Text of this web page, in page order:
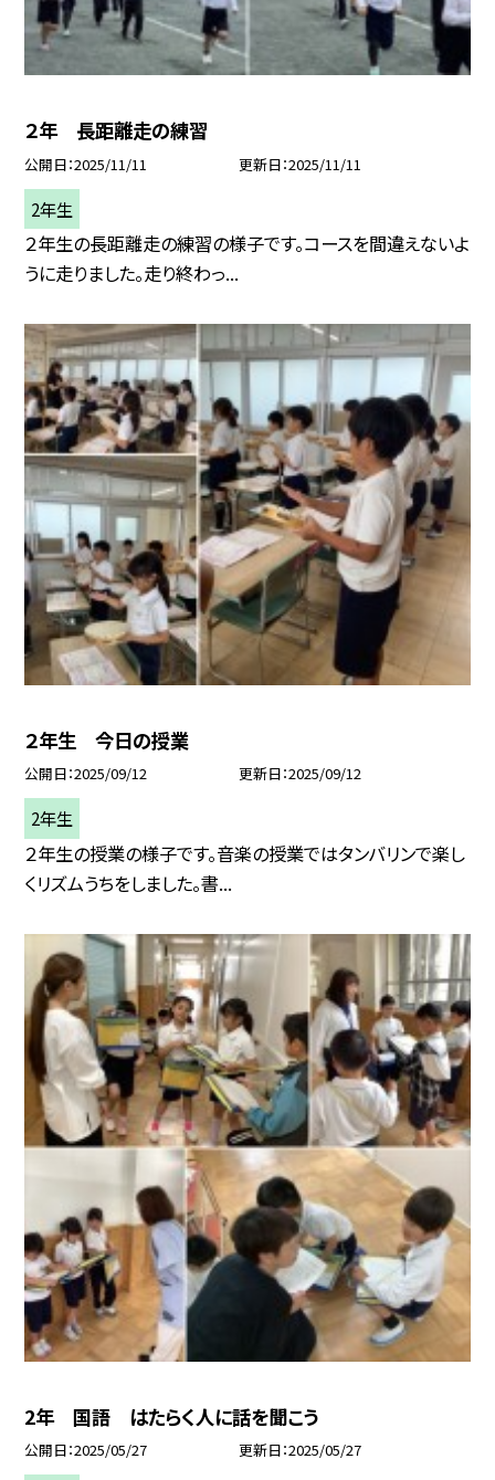
２年 長距離走の練習
公開日 2025/11/11 更新日 2025/11/11
2年生
２年生の長距離走の練習の様子です。コースを間違えないよ
うに走りました。走り終わっ...
２年生 今日の授業
公開日 2025/09/12 更新日 2025/09/12
2年生
２年生の授業の様子です。音楽の授業ではタンバリンで楽し
くリズムうちをしました。書...
2年 国語 はたらく人に話を聞こう
公開日 2025/05/27 更新日 2025/05/27